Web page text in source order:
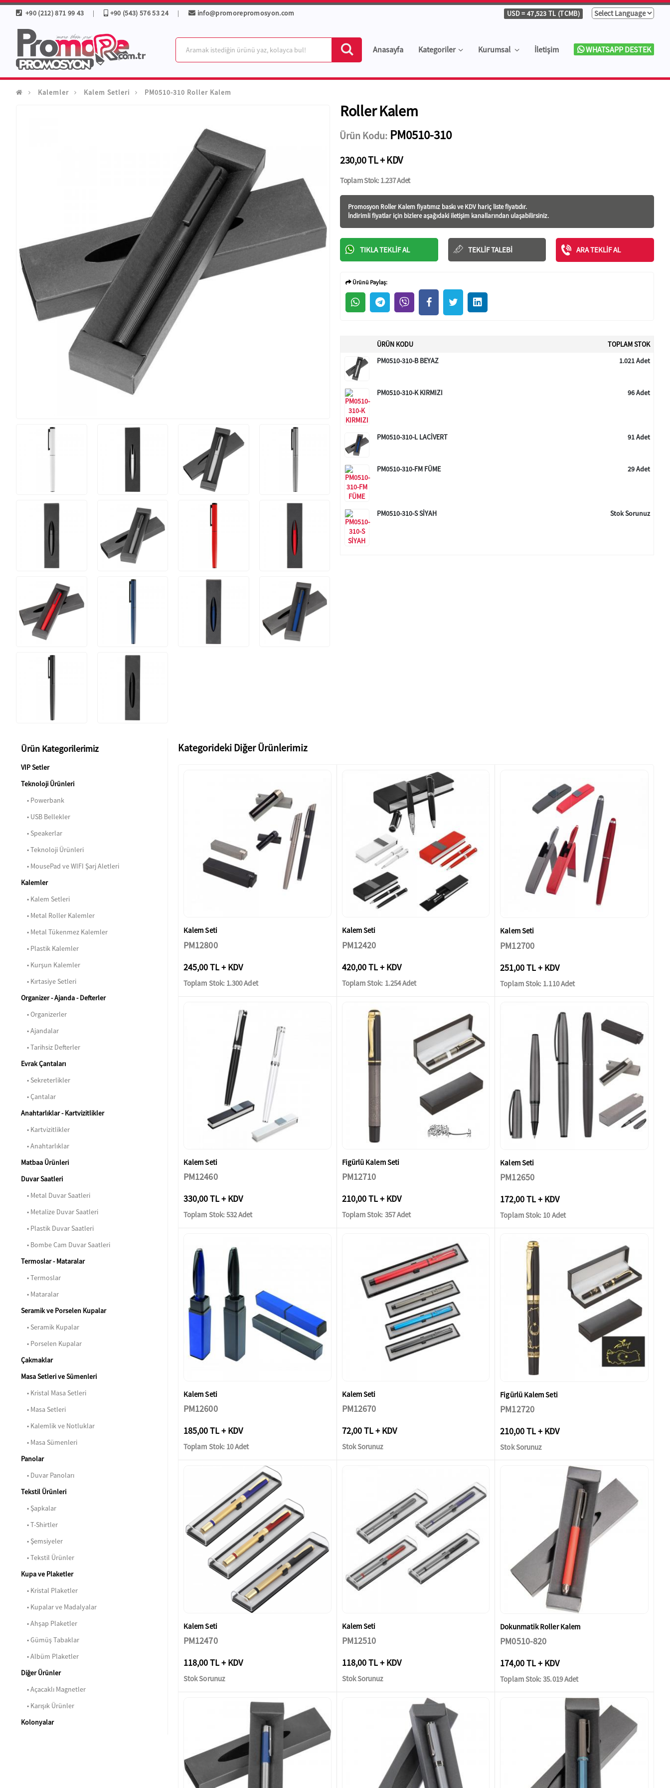
+90 (212) 871 99 43 | +90 (543) 576 53 24 | info@promorepromosyon.com USD= 47,523 TL (TCMB)
Anasayfa Kategoriler Kurumsal İletişim WHATSAPP DESTEK
Kalemler Kalem Setleri PM0510-310 Roller Kalem
Roller Kalem
Ürün Kodu: PM0510-310
230,00 TL + KDV
Toplam Stok: 1.237 Adet
Promosyon Roller Kalem fiyatımız baskı ve KDV hariç liste fiyatıdır.
İndirimli fiyatlar için bizlere aşağıdaki iletişim kanallarından ulaşabilirsiniz.
TIKLA TEKLIF AL TEKLIF TALEBI ARA TEKLIF AL
Ürünü Paylaş:
ÜRÜN KODU
TOPLAM STOK
PM0510-310-B BEYAZ
1.021 Adet
PM0510-310-K KIRMIZI 96 Adet
PM0510-310-L LACİVERT 91 Adet
PM0510-310-FM FÜME 29 Adet
PM0510-310-S SİYAH Stok Sorunuz
Ürün Kategorilerimiz
VIP Setler
Teknoloji Ürünleri
• Powerbank
• USB Bellekler
• Speakerlar
• Teknoloji Ürünleri
• MousePad ve WIFI Şarj Aletleri
Kalemler
• Kalem Setleri
• Metal Roller Kalemler
• Metal Tükenmez Kalemler
• Plastik Kalemler
• Kurşun Kalemler
• Kırtasiye Setleri
Organizer - Ajanda - Defterler
• Organizerler
• Ajandalar
• Tarihsiz Defterler
Evrak Çantaları
• Sekreterlikler
• Çantalar
Anahtarlıklar - Kartvizitlikler
• Kartvizitlikler
• Anahtarlıklar
Matbaa Ürünleri
Duvar Saatleri
• Metal Duvar Saatleri
• Metalize Duvar Saatleri
• Plastik Duvar Saatleri
• Bombe Cam Duvar Saatleri
Termoslar - Mataralar
• Termoslar
• Mataralar
Seramik ve Porselen Kupalar
• Seramik Kupalar
• Porselen Kupalar
Çakmaklar
Masa Setleri ve Sümenleri
• Kristal Masa Setleri
• Masa Setleri
• Kalemlik ve Notluklar
• Masa Sümenleri
Panolar
• Duvar Panoları
Tekstil Ürünleri
• Şapkalar
• T-Shirtler
• Şemsiyeler
• Tekstil Ürünler
Kupa ve Plaketler
• Kristal Plaketler
• Kupalar ve Madalyalar
• Ahşap Plaketler
• Gümüş Tabaklar
• Albüm Plaketler
Diğer Ürünler
• Açacaklı Magnetler
• Karışık Ürünler
Kolonyalar
Kategorideki Diğer Ürünlerimiz
Kalem Seti
PM12800
245,00 TL + KDV
Toplam Stok: 1.300 Adet
Kalem Seti
PM12420
420,00 TL + KDV
Toplam Stok: 1.254 Adet
Kalem Seti
PM12700
251,00 TL + KDV
Toplam Stok: 1.110 Adet
Kalem Seti
PM12460
330,00 TL + KDV
Toplam Stok: 532 Adet
Figürlü Kalem Seti
PM12710
210,00 TL + KDV
Toplam Stok: 357 Adet
Kalem Seti
PM12650
172,00 TL + KDV
Toplam Stok: 10 Adet
Kalem Seti
PM12600
185,00 TL + KDV
Toplam Stok: 10 Adet
Kalem Seti
PM12670
72,00 TL + KDV
Stok Sorunuz
Figürlü Kalem Seti
PM12720
210,00 TL + KDV
Stok Sorunuz
Kalem Seti
PM12470
118,00 TL + KDV
Stok Sorunuz
Kalem Seti
PM12510
118,00 TL + KDV
Stok Sorunuz
Dokunmatik Roller Kalem
PM0510-820
174,00 TL + KDV
Toplam Stok: 35.019 Adet